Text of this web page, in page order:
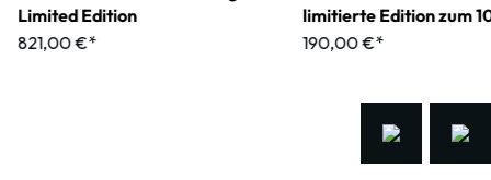
Limited Edition
821,00 €*
limitierte Edition zum
jährigen Jubiläum
190,00 €*